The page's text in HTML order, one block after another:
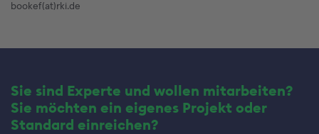
bookef(at)rki.de
Sie sind Experte und wollen mitarbeiten?
Sie möchten ein eigenes Projekt oder
Standard einreichen?